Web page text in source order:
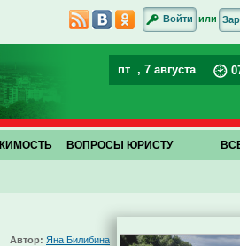
Войти или
пт , 7 августа
ВОПРОСЫ ЮРИСТУ
Автор: Яна Билибина